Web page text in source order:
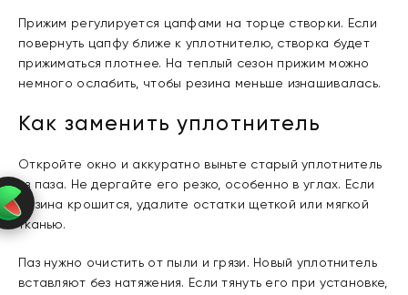
Прижим регулируется цапфами на торце створки. Если
повернуть цапфу ближе к уплотнителю, створка будет
прижиматься плотнее. На теплый сезон прижим можно
немного ослабить, чтобы резина меньше изнашивалась.
Как заменить уплотнитель
Откройте окно и аккуратно выньте старый уплотнитель
из паза. Не дергайте его резко, особенно в углах. Если
резина крошится, удалите остатки щеткой или мягкой
тканью.
Паз нужно очистить от пыли и грязи. Новый уплотнитель
вставляют без натяжения. Если тянуть его при установке,